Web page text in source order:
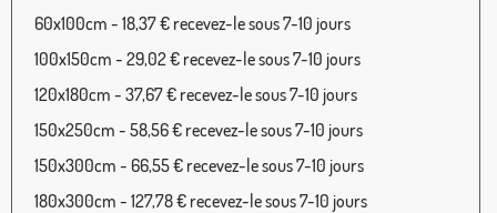
60x100cm - 18,37 € recevez-le sous 7-10 jours
100x150cm - 29,02 € recevez-le sous 7-10 jours
120x180cm - 37,67 € recevez-le sous 7-10 jours
150x250cm - 58,56 € recevez-le sous 7-10 jours
150x300cm - 66,55 € recevez-le sous 7-10 jours
180x300cm - 127,78 € recevez-le sous 7-10 jours